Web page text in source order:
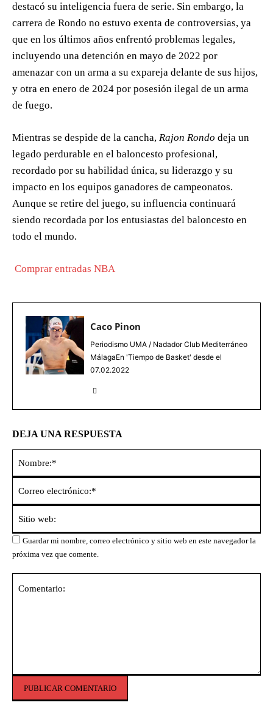
destacó su inteligencia fuera de serie. Sin embargo, la
carrera de Rondo no estuvo exenta de controversias, ya
que en los últimos años enfrentó problemas legales,
incluyendo una detención en mayo de 2022 por
amenazar con un arma a su expareja delante de sus hijos,
y otra en enero de 2024 por posesión ilegal de un arma
de fuego.
Mientras se despide de la cancha, Rajon Rondo deja un
legado perdurable en el baloncesto profesional,
recordado por su habilidad única, su liderazgo y su
impacto en los equipos ganadores de campeonatos.
Aunque se retire del juego, su influencia continuará
siendo recordada por los entusiastas del baloncesto en
todo el mundo.
Comprar entradas NBA
Caco Pinon
Periodismo UMA / Nadador Club Mediterráneo
MálagaEn 'Tiempo de Basket' desde el
07.02.2022
DEJA UNA RESPUESTA
Guardar mi nombre, correo electrónico y sitio web en este navegador la
próxima vez que comente.